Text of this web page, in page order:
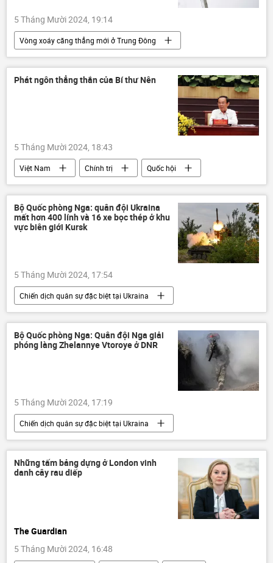
5 Tháng Mười 2024, 19:14
Vòng xoáy căng thẳng mới ở Trung Đông
Israel
Trung Đông
Hoa Kỳ
Iran
Thế giới xung đột quân sự
Phát ngôn thẳng thắn của Bí thư Nên
5 Tháng Mười 2024, 18:43
Việt Nam Chính trị
Quốc hội
Chính phủ
Thành phố Hồ Chí Minh
Tô Lâm
Bộ Quốc phòng Nga: quân đội Ukraina
mất hơn 400 lính và 16 xe bọc thép ở khu
vực biên giới Kursk
5 Tháng Mười 2024, 17:54
Chiến dịch quân sự đặc biệt tại Ukraina
Bộ Quốc phòng Nga
Nga
Cuộc khủng hoảng ở Ukraina
Ukraina
Thế giới
xung đột quân sự
Kursk
Bộ Quốc phòng Nga: Quân đội Nga giải
phóng làng Zhelannye Vtoroye ở DNR
5 Tháng Mười 2024, 17:19
Chiến dịch quân sự đặc biệt tại Ukraina
Bộ Quốc phòng Nga
Nga
Cuộc khủng hoảng ở Ukraina
Ukraina
Thế giới
xung đột quân sự
Những tấm bảng dựng ở London vinh
danh cây rau diếp
The Guardian
5 Tháng Mười 2024, 16:48